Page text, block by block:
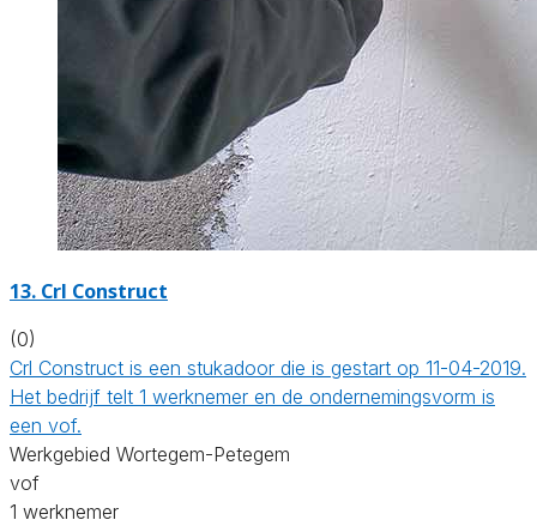
13. Crl Construct
(0)
Crl Construct is een stukadoor die is gestart op 11-04-2019.
Het bedrijf telt 1 werknemer en de ondernemingsvorm is
een vof.
Werkgebied Wortegem-Petegem
vof
1 werknemer